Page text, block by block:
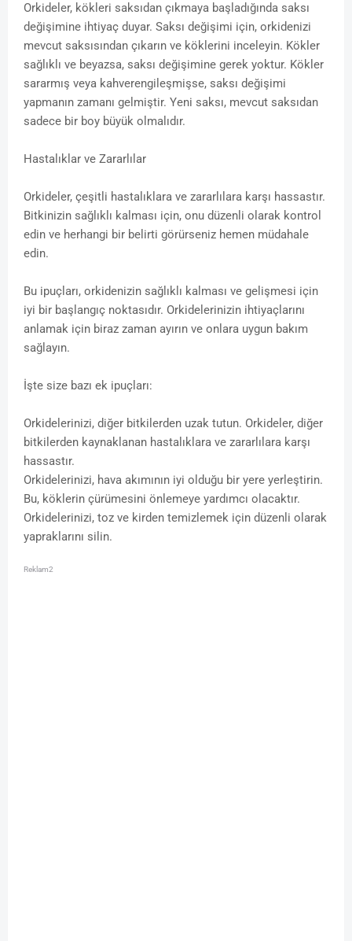
Orkideler, kökleri saksıdan çıkmaya başladığında saksı
değişimine ihtiyaç duyar. Saksı değişimi için, orkidenizi
mevcut saksısından çıkarın ve köklerini inceleyin. Kökler
sağlıklı ve beyazsa, saksı değişimine gerek yoktur. Kökler
sararmış veya kahverengileşmişse, saksı değişimi
yapmanın zamanı gelmiştir. Yeni saksı, mevcut saksıdan
sadece bir boy büyük olmalıdır.
Hastalıklar ve Zararlılar
Orkideler, çeşitli hastalıklara ve zararlılara karşı hassastır.
Bitkinizin sağlıklı kalması için, onu düzenli olarak kontrol
edin ve herhangi bir belirti görürseniz hemen müdahale
edin.
Bu ipuçları, orkidenizin sağlıklı kalması ve gelişmesi için
iyi bir başlangıç ​​noktasıdır. Orkidelerinizin ihtiyaçlarını
anlamak için biraz zaman ayırın ve onlara uygun bakım
sağlayın.
İşte size bazı ek ipuçları:
Orkidelerinizi, diğer bitkilerden uzak tutun. Orkideler, diğer
bitkilerden kaynaklanan hastalıklara ve zararlılara karşı
hassastır.
Orkidelerinizi, hava akımının iyi olduğu bir yere yerleştirin.
Bu, köklerin çürümesini önlemeye yardımcı olacaktır.
Orkidelerinizi, toz ve kirden temizlemek için düzenli olarak
yapraklarını silin.
Reklam2